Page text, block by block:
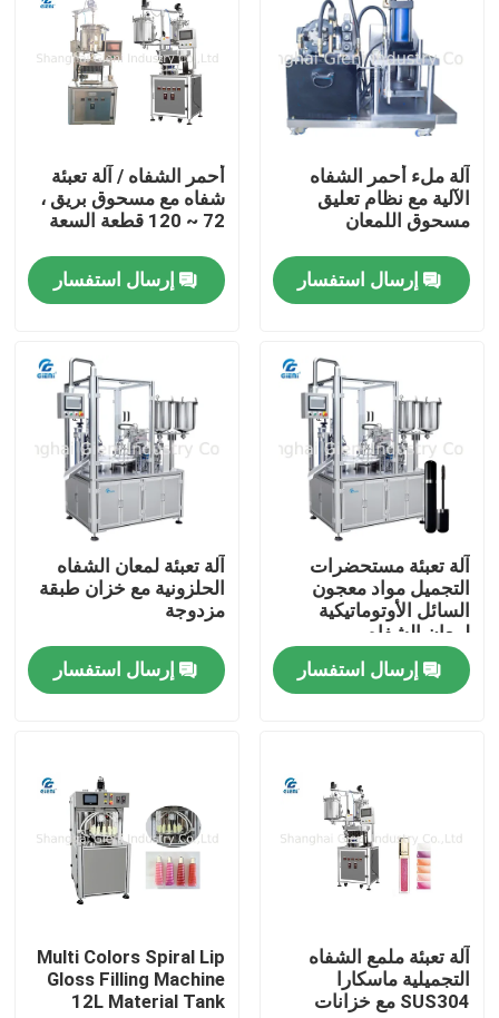
المنتجات
فيديوهات
حولنا
جولة في المصنع
أخبار
مدونة
آلة ملء أحمر الشفاه
الآلية مع نظام تعليق
مسحوق اللمعان
إرسال استفسار
أحمر الشفاه / آلة تعبئة
شفاه مع مسحوق بريق ،
72 ~ 120 قطعة السعة
إرسال استفسار
آلة تعبئة مستحضرات
التجميل مواد معجون
السائل الأوتوماتيكية
لمعان الشفاه
إرسال استفسار
آلة تعبئة لمعان الشفاه
الحلزونية مع خزان طبقة
مزدوجة
إرسال استفسار
آلة تعبئة ملمع الشفاه
التجميلية ماسكارا
SUS304 مع خزانات
Multi Colors Spiral Lip
Gloss Filling Machine
12L Material Tank